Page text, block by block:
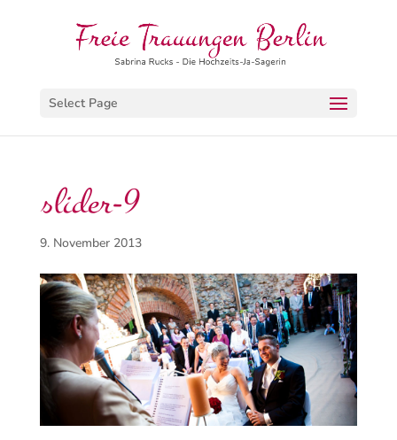
Select Page
slider-9
9. November 2013